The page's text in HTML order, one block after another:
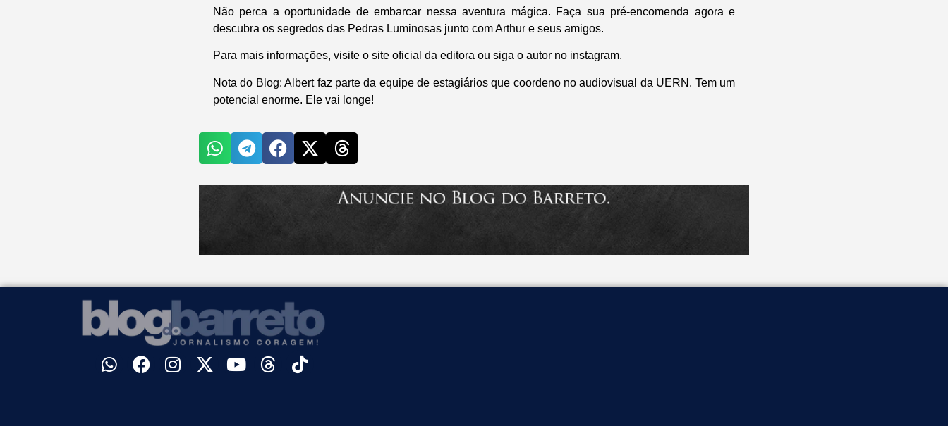
Não perca a oportunidade de embarcar nessa aventura mágica. Faça sua pré-encomenda agora e
descubra os segredos das Pedras Luminosas junto com Arthur e seus amigos.
Para mais informações, visite o site oficial da editora ou siga o autor no instagram.
Nota do Blog: Albert faz parte da equipe de estagiários que coordeno no audiovisual da UERN. Tem um
potencial enorme. Ele vai longe!